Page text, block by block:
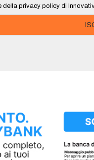
della privacy policy di